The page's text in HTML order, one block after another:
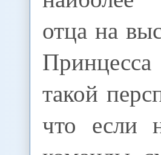
отца на
такой
что если